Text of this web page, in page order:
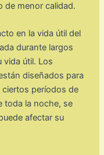
de menor calidad.
en la vida útil del
durante largos
vida útil. Los
diseñados para
períodos de
toda la noche, se
afectar su